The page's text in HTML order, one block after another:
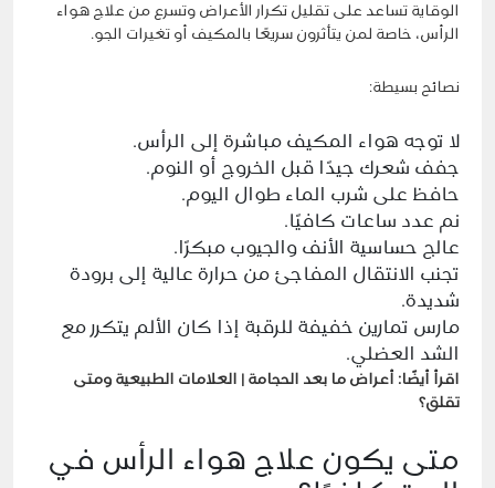
الوقاية تساعد على تقليل تكرار الأعراض وتسرع من علاج هواء
الرأس، خاصة لمن يتأثرون سريعًا بالمكيف أو تغيرات الجو.
نصائح بسيطة:
لا توجه هواء المكيف مباشرة إلى الرأس.
جفف شعرك جيدًا قبل الخروج أو النوم.
حافظ على شرب الماء طوال اليوم.
نم عدد ساعات كافيًا.
عالج حساسية الأنف والجيوب مبكرًا.
تجنب الانتقال المفاجئ من حرارة عالية إلى برودة
شديدة.
مارس تمارين خفيفة للرقبة إذا كان الألم يتكرر مع
الشد العضلي.
اقرأ أيضًا:
أعراض ما بعد الحجامة | العلامات الطبيعية ومتى
تقلق؟
متى يكون علاج هواء الرأس في